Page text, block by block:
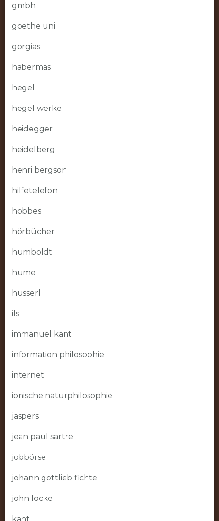
gmbh
goethe uni
gorgias
habermas
hegel
hegel werke
heidegger
heidelberg
henri bergson
hilfetelefon
hobbes
hörbücher
humboldt
hume
husserl
ils
immanuel kant
information philosophie
internet
ionische naturphilosophie
jaspers
jean paul sartre
jobbörse
johann gottlieb fichte
john locke
kant